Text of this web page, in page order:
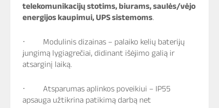
telekomunikacijų stotims, biurams, saulės/vėjo
energijos kaupimui, UPS sistemoms.
· Modulinis dizainas – palaiko kelių baterijų
jungimą lygiagrečiai, didinant išėjimo galią ir
atsarginį laiką.
· Atsparumas aplinkos poveikiui – IP55
apsauga užtikrina patikimą darbą net